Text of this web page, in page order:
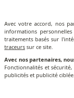
Avec votre accord, nos
informations
traitements basés sur
traceurs sur ce site.
Avec nos partenaires,
Fonctionnalités et
publicités et publicité ciblée.